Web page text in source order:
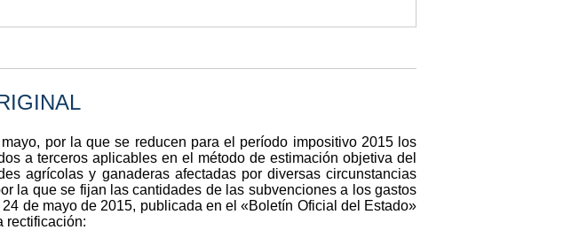
por la que se reducen para el período impositivo 2015 los
a terceros aplicables en el método de estimación objetiva del
agrícolas y ganaderas afectadas por diversas circunstancias
la que se fijan las cantidades de las subvenciones a los gastos
de mayo de 2015, publicada en el «Boletín Oficial del Estado»
rectificación: